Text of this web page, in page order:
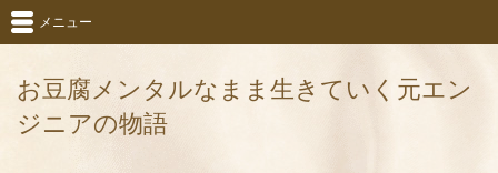
お豆腐メンタルなまま生きていく元エン
ジニアの物語
メニュー